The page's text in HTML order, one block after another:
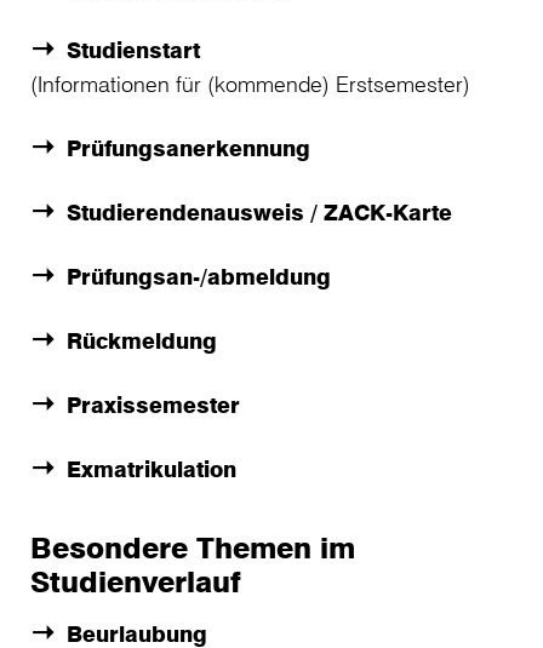
Studienstart
(Informationen für (kommende) Erstsemester)
Prüfungsanerkennung
Studierendenausweis / ZACK-Karte
Prüfungsan-/abmeldung
Rückmeldung
Praxissemester
Exmatrikulation
Besondere Themen im
Studienverlauf
Beurlaubung